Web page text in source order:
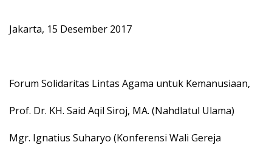
Jakarta, 15 Desember 2017
Forum Solidaritas Lintas Agama untuk Kemanusiaan,
Prof. Dr. KH. Said Aqil Siroj, MA. (Nahdlatul Ulama)
Mgr. Ignatius Suharyo (Konferensi Wali Gereja